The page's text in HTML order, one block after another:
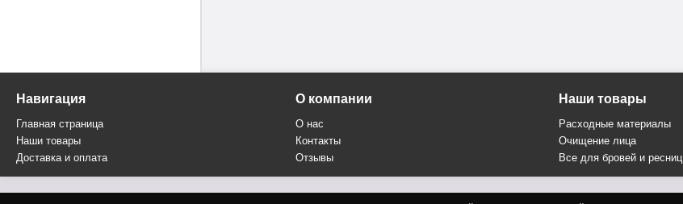
Навигация
Главная страница
Наши товары
Доставка и оплата
О компании
О нас
Контакты
Отзывы
Наши товары
Расходные материалы
Очищение лица
Все для бровей и ресниц